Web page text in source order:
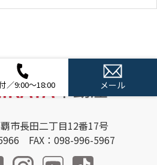
／9:00～18:00 メール
市長田二丁目12番17号
FAX：098-996-5967